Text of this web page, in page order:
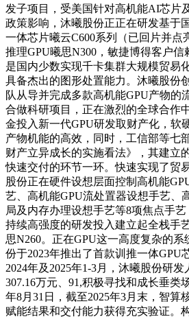
发子项目，受美国针对高机能AI芯片
政策影响，沐曦股份正正在研发基于
一体芯片曦云C600系列（已回片并点
推理GPU曦思N300，敏捷博得客户信
是国内少数实现千卡集群大规模贸易
具备杰出的图形处置能力。沐曦股份
队从导并完成多款高机能GPU产物的
合做科研项目，正在激烈的全球合作
金投入新一代GPU研发取财产化，软
产物机能的高效，同时，工信部等七
财产立异成长的实施看法》，其建立
快速交付的环节一环。快速实现了贸
股份正在硬件设想层面控制高机能
艺、高机能GPU流处置器设想手艺、
局及内存办理设想手艺等8项焦点手
持续高强度的研发投入建立起全栈手
思N260。正在GPU这一高度复杂的
份于2023年推出了首款训推一体GPU
2024年及2025年1-3月，沐曦股份研发
307.16万元、91,积极寻找和成长垂类
年8月31日，截至2025年3月末，智算
赋能结果和交付能力获得充实验证。